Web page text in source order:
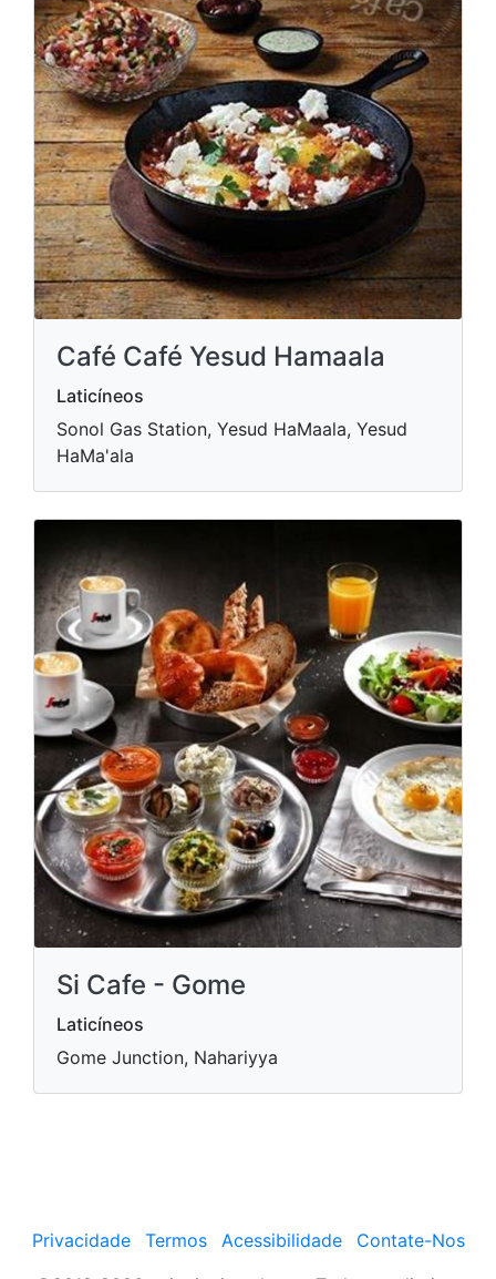
Café Café Yesud Hamaala
Laticíneos
Sonol Gas Station, Yesud HaMaala, Yesud
HaMa'ala
Si Cafe - Gome
Laticíneos
Gome Junction, Nahariyya
Privacidade Termos Acessibilidade
Contate-Nos